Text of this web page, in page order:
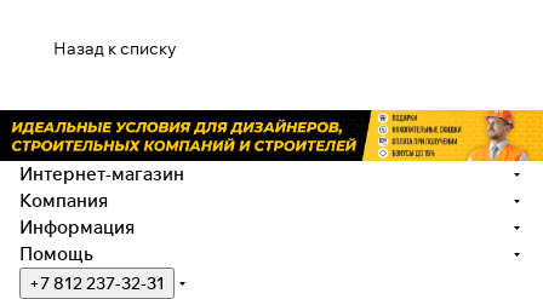
Назад к списку
Интернет-магазин
Компания
Информация
Помощь
+7 812 237-32-31